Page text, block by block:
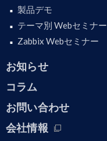
製品デモ
テーマ別 Webセミナー
Zabbix Webセミナー
お知らせ
コラム
お問い合わせ
会社情報